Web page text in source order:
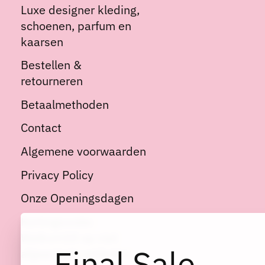
Luxe designer kleding,
schoenen, parfum en
kaarsen
Bestellen &
retourneren
Betaalmethoden
Contact
Algemene voorwaarden
Privacy Policy
Onze Openingsdagen
afgeprijsde artikelen